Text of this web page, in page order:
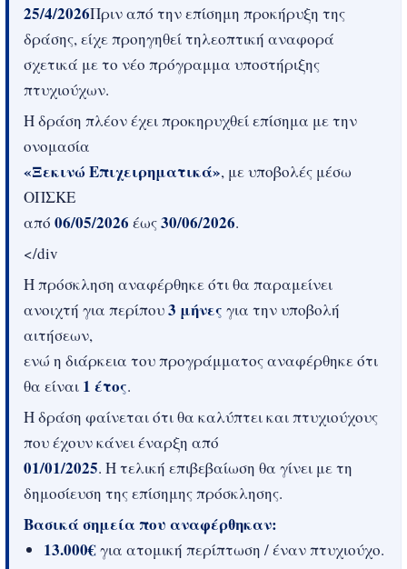
25/4/2026Πριν από την επίσημη προκήρυξη της
δράσης, είχε προηγηθεί τηλεοπτική αναφορά
σχετικά με το νέο πρόγραμμα υποστήριξης
πτυχιούχων.
Η δράση πλέον έχει προκηρυχθεί επίσημα με την
ονομασία
«Ξεκινώ Επιχειρηματικά», με υποβολές μέσω
ΟΠΣΚΕ
από 06/05/2026 έως30/06/2026.
</div
Η πρόσκληση αναφέρθηκε ότι θα παραμείνει
ανοιχτή για περίπου3 μήνες για την υποβολή
αιτήσεων,
ενώ η διάρκεια του προγράμματος αναφέρθηκε ότι
θα είναι 1 έτος.
Η δράση φαίνεται ότι θα καλύπτει και πτυχιούχους
που έχουν κάνει έναρξη από
01/01/2025. Η τελική επιβεβαίωση θα γίνει με τη
δημοσίευση της επίσημης πρόσκλησης.
Βασικά σημεία που αναφέρθηκαν:
13.000€για ατομική περίπτωση / έναν πτυχιούχο.